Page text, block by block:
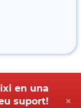
en una
suport!
✕